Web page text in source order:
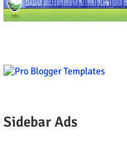
Sidebar Ads